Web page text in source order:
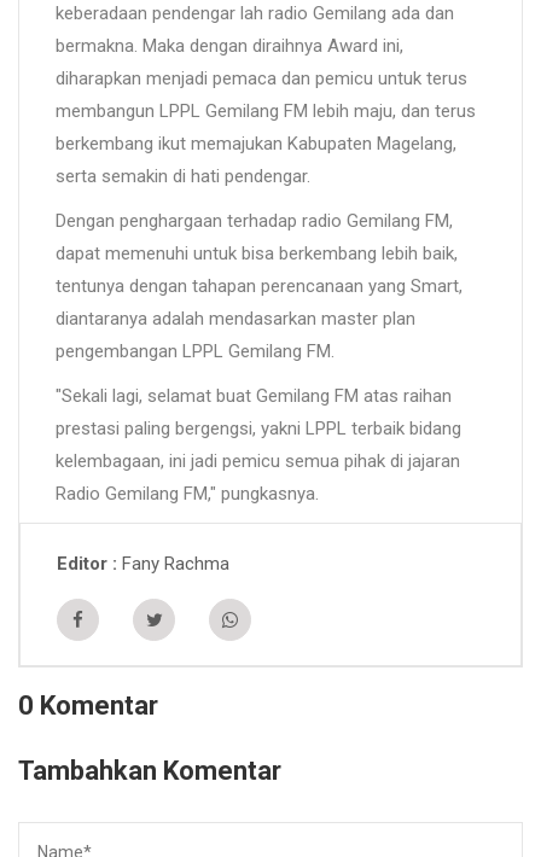
keberadaan pendengar lah radio Gemilang ada dan
bermakna. Maka dengan diraihnya Award ini,
diharapkan menjadi pemaca dan pemicu untuk terus
membangun LPPL Gemilang FM lebih maju, dan terus
berkembang ikut memajukan Kabupaten Magelang,
serta semakin di hati pendengar.
Dengan penghargaan terhadap radio Gemilang FM,
dapat memenuhi untuk bisa berkembang lebih baik,
tentunya dengan tahapan perencanaan yang Smart,
diantaranya adalah mendasarkan master plan
pengembangan LPPL Gemilang FM.
"Sekali lagi, selamat buat Gemilang FM atas raihan
prestasi paling bergengsi, yakni LPPL terbaik bidang
kelembagaan, ini jadi pemicu semua pihak di jajaran
Radio Gemilang FM," pungkasnya.
Editor Fany Rachma
0 Komentar
Tambahkan Komentar